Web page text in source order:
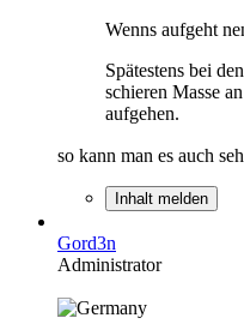
Wenns aufgeht
Spätestens bei
schieren Masse
aufgehen.
so kann man es auch
Inhalt melden
Gord3n
Administrator